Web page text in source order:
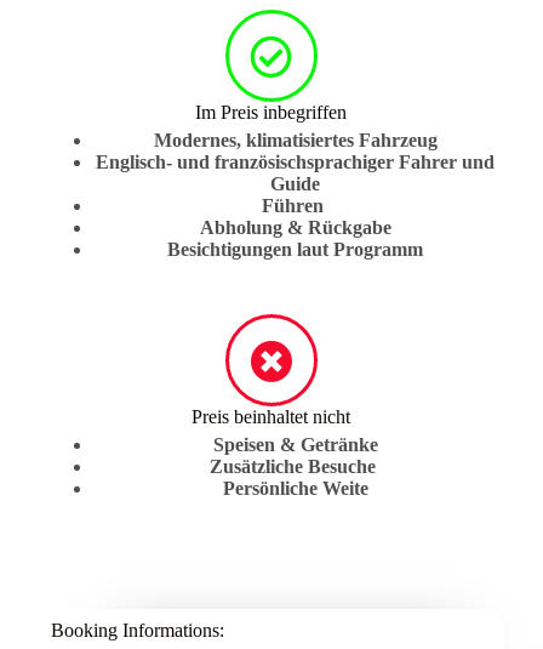
Im Preis inbegriffen
Modernes, klimatisiertes Fahrzeug
Englisch- und französischsprachiger Fahrer und
Guide
Führen
Abholung & Rückgabe
Besichtigungen laut Programm
Preis beinhaltet nicht
Speisen & Getränke
Zusätzliche Besuche
Persönliche Weite
Booking Informations: